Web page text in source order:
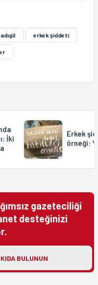
erkek şiddeti
İki
Erkek
örneği:
gazeteciliği
desteğinizi
BULUNUN